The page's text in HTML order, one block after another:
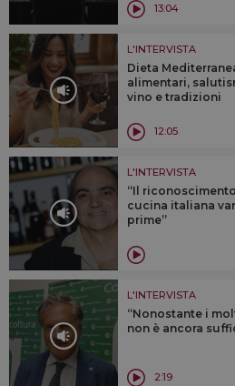
13:04
L'INTERVISTA
Dieta
alimentari,
vino e tradizioni
12:05
L'INTERVISTA
“Il
cucina italiana
prime”
L'INTERVISTA
“Nonostante i
non è ancora
2:19